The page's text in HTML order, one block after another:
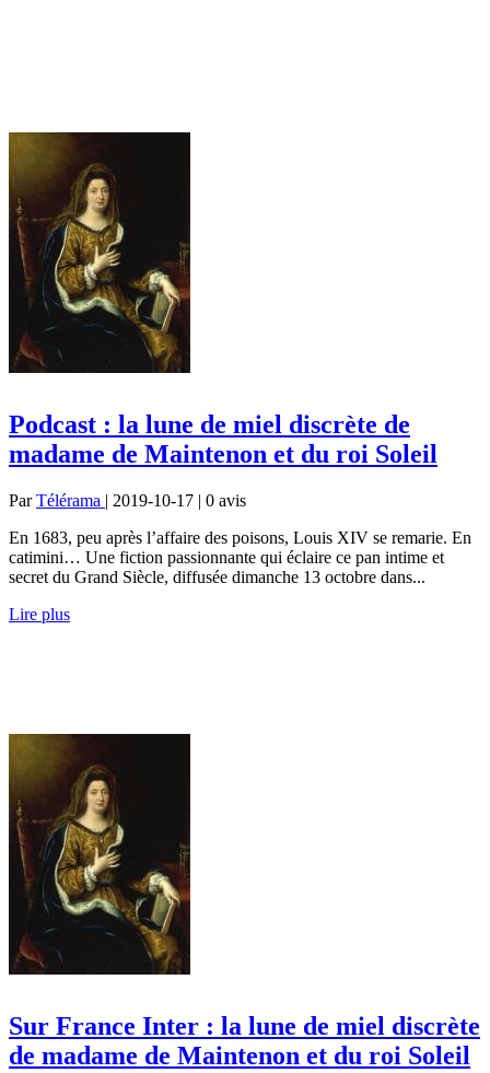
Podcast : la lune de miel discrète de
madame de Maintenon et du roi Soleil
ParTélérama | 2019-10-17 | 0 avis
En 1683, peu après l’affaire des poisons, Louis XIV se remarie. En
catimini… Une fiction passionnante qui éclaire ce pan intime et
secret du Grand Siècle, diffusée dimanche 13 octobre dans...
Lire plus
Sur France Inter : la lune de miel discrète
de madame de Maintenon et du roi Soleil